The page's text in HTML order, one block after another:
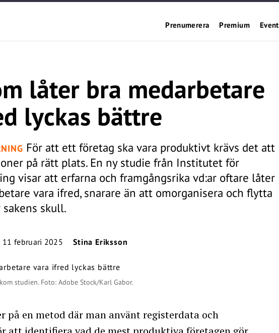
Prenumerera Premium Event
låter bra medarbetare
lyckas bättre
För att ett företag ska vara produktivt krävs det att
på rätt plats. En ny studie från Institutet för
visar att erfarna och framgångsrika vd:ar oftare låter
vara ifred, snarare än att omorganisera och flytta
skull.
11 februari 2025 Stina Eriksson
studien. Foto: Adobe Stock/Karl Gabor.
på en metod där man använt registerdata och